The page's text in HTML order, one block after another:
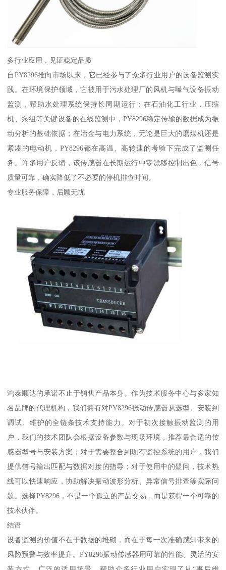
多行业应用，见证稳定品质
自PY8296推向市场以来，它已经参与了众多行业用户的设备监测实
践。在环境保护领域，它被用于污水处理厂的风机与曝气设备振动
监测，帮助水处理系统保持长周期运行；在石油化工行业，压缩
机、泵组等关键设备的在线监测中，PY8296稳定传输的数据成为振
动分析的基础依据；在冶金与电力系统，无论是巨大的磨煤机还是
紧凑的电动机，PY8296都在高温、高转速的考验下完成了监测任
务。许多用户反馈，该传感器在长期运行中零漂移控制出色，信号
质量可靠，确实降低了不必要的停机排查时间。
专业服务保障，后顾无忧
鸿泰顺达的承诺不止于销售产品本身。作为技术服务中心与多家知
名品牌的代理机构，我们拥有对PY8296振动传感器从选型、安装到
调试、维护的全链条技术支持能力。对于初次接触振动监测的用
户，我们的技术团队会根据设备参数与现场环境，推荐最合适的传
感器型号与安装方案；对于需要整合到现有监控系统的用户，我们
提供信号输出匹配与数据对接的指导；对于使用中的疑问，技术热
线可以快速响应，协助解决振动波形分析、异常信号排查等实际问
题。选择PY8296，不是一个孤立的产品交易，而是获得一个可靠的
技术伙伴。
结语
设备监测的价值不在于数据的堆砌，而在于每一次准确感知带来的
风险预警与效率提升。PY8296振动传感器用可靠的性能、灵活的安